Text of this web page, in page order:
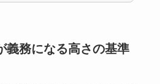
義務になる高さの基準